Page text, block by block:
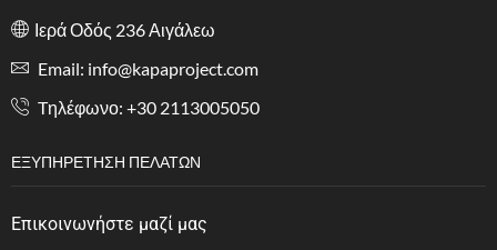
Ιερά Οδός 236 Αιγάλεω
Email: info@kapaproject.com
Tηλέφωνο: +30 2113005050
ΕΞΥΠΗΡΈΤΗΣΗ ΠΕΛΑΤΏΝ
Επικοινωνήστε μαζί μας